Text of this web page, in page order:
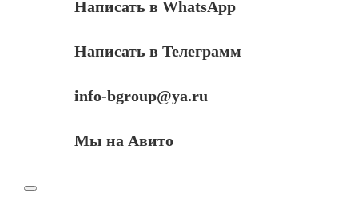
Написать в WhatsApp
Написать в Телеграмм
info-bgroup@ya.ru
Мы на Авито